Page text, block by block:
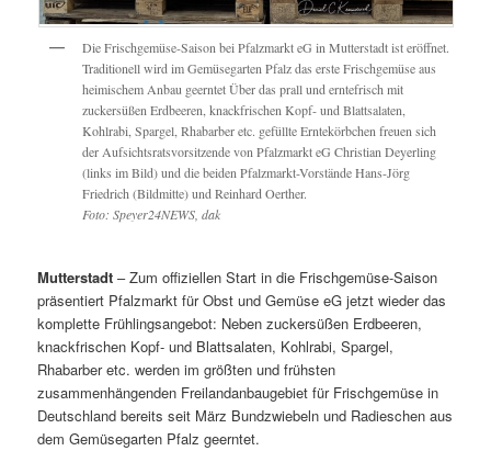
Die Frischgemüse-Saison bei Pfalzmarkt eG in Mutterstadt ist eröffnet.
Traditionell wird im Gemüsegarten Pfalz das erste Frischgemüse aus
heimischem Anbau geerntet Über das prall und erntefrisch mit
zuckersüßen Erdbeeren, knackfrischen Kopf- und Blattsalaten,
Kohlrabi, Spargel, Rhabarber etc. gefüllte Erntekörbchen freuen sich
der Aufsichtsratsvorsitzende von Pfalzmarkt eG Christian Deyerling
(links im Bild) und die beiden Pfalzmarkt-Vorstände Hans-Jörg
Friedrich (Bildmitte) und Reinhard Oerther.
Foto: Speyer24NEWS, dak
Mutterstadt– Zum offiziellen Start in die Frischgemüse-Saison
präsentiert Pfalzmarkt für Obst und Gemüse eG jetzt wieder das
komplette Frühlingsangebot: Neben zuckersüßen Erdbeeren,
knackfrischen Kopf- und Blattsalaten, Kohlrabi, Spargel,
Rhabarber etc. werden im größten und frühsten
zusammenhängenden Freilandanbaugebiet für Frischgemüse in
Deutschland bereits seit März Bundzwiebeln und Radieschen aus
dem Gemüsegarten Pfalz geerntet.